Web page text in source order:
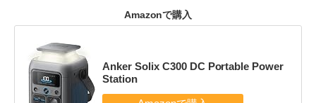
Amazonで購入
Anker Solix C300 DC Portable Power
Station